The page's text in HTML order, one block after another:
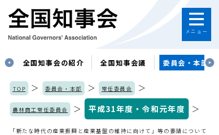
メニュー
全国知事会の紹介 全国知事会議 委員会・本部
TOP ＞ 委員会・本部 ＞ 常任委員会 ＞
農林商工常任委員会 ＞ 平成31年度・令和元年度 ＞
「新たな時代の産業振興と産業基盤の維持に向けて」等の要請について